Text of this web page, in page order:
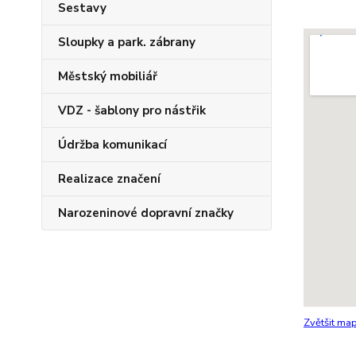
Sestavy
Sloupky a park. zábrany
Městský mobiliář
VDZ - šablony pro nástřik
Údržba komunikací
Realizace značení
Narozeninové dopravní značky
Zvětšit